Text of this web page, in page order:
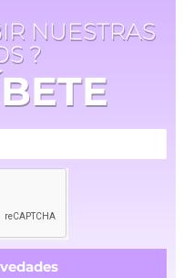
NUESTRAS
?